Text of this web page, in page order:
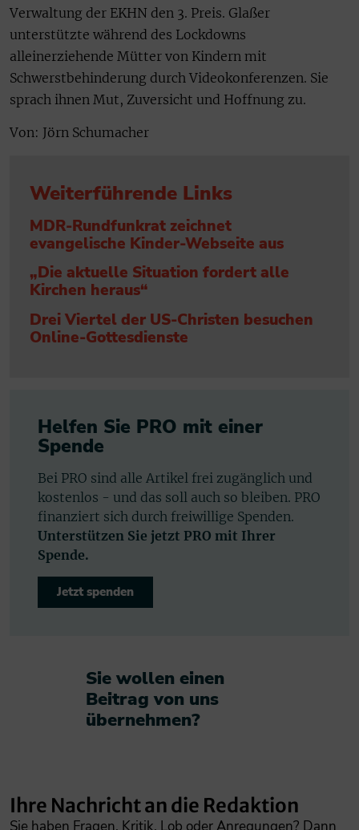
Verwaltung der EKHN den 3. Preis. Glaßer
unterstützte während des Lockdowns
alleinerziehende Mütter von Kindern mit
Schwerstbehinderung durch Videokonferenzen. Sie
sprach ihnen Mut, Zuversicht und Hoffnung zu.
Von: Jörn Schumacher
Weiterführende Links
MDR-Rundfunkrat zeichnet
evangelische Kinder-Webseite aus
„Die aktuelle Situation fordert alle
Kirchen heraus“
Drei Viertel der US-Christen besuchen
Online-Gottesdienste
Helfen Sie PRO mit einer
Spende
Bei PRO sind alle Artikel frei zugänglich und
kostenlos - und das soll auch so bleiben. PRO
finanziert sich durch freiwillige Spenden.
Unterstützen Sie jetzt PRO mit Ihrer
Spende.
Jetzt spenden
Sie wollen einen
Beitrag von uns
übernehmen?​
Ihre Nachricht an die Redaktion